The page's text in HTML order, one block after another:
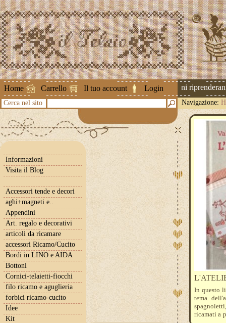
Home Carrello Il tuo account Login
Attenzione ! Le spedizioni
Cerca nel sito Navigazione:
Informazioni
Visita il Blog
Accessori tende e decori
aghi+magneti e..
Appendini
Art. regalo e decorativi
articoli da ricamare
accessori Ricamo/Cucito
Bordi in LINO e AIDA
Bottoni
Cornici-telaietti-fiocchi
filo ricamo e aguglieria
forbici ricamo-cucito
Idee
Kit
In questo
tema
ricamati a